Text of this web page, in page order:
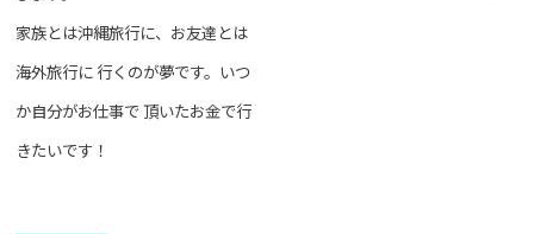
家族とは沖縄旅行に、お友達とは
海外旅行に 行くのが夢です。いつ
か自分がお仕事で 頂いたお金で行
きたいです！